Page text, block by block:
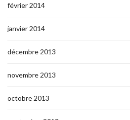
février 2014
janvier 2014
décembre 2013
novembre 2013
octobre 2013